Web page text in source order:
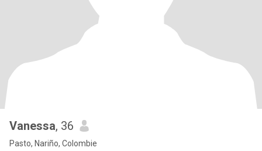
Vanessa, 36
Pasto, Nariño, Colombie